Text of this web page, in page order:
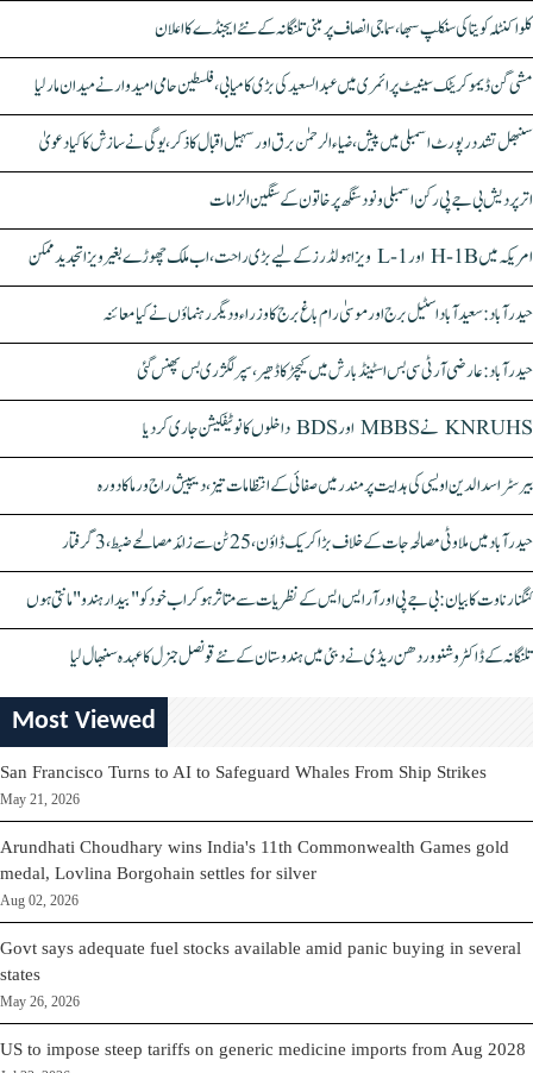
کلواکنٹلہ کویتا کی سنکلپ سبھا، سماجی انصاف پر مبنی تلنگانہ کے نئے ایجنڈے کا اعلان
مشی گن ڈیموکریٹک سینیٹ پرائمری میں عبدالسعید کی بڑی کامیابی، فلسطین حامی امیدوار نے میدان مار لیا
سنبھل تشدد رپورٹ اسمبلی میں پیش، ضیاء الرحمٰن برق اور سہیل اقبال کا ذکر، یوگی نے سازش کا کیا دعویٰ
اتر پردیش بی جے پی رکن اسمبلی ونود سنگھ پر خاتون کے سنگین الزامات
امریکہ میں H-1B اور L-1 ویزا ہولڈرز کے لیے بڑی راحت، اب ملک چھوڑے بغیر ویزا تجدید ممکن
حیدرآباد: سعیدآباد اسٹیل برج اور موسیٰ رام باغ برج کا وزراء و دیگر رہنماؤں نے کیا معائنہ
حیدرآباد: عارضی آر ٹی سی بس اسٹینڈ بارش میں کیچڑ کا ڈھیر، سپر لگژری بس پھنس گئی
KNRUHS نے MBBS اور BDS داخلوں کا نوٹیفکیشن جاری کر دیا
بیرسٹر اسدالدین اویسی کی ہدایت پر مندر میں صفائی کے انتظامات تیز، دیپیش راج ورما کا دورہ
حیدرآباد میں ملاوٹی مصالحہ جات کے خلاف بڑا کریک ڈاؤن، 25 ٹن سے زائد مصالحے ضبط، 3 گرفتار
کنگنا رناوت کا بیان: بی جے پی اور آر ایس ایس کے نظریات سے متاثر ہو کر اب خود کو "بیدار ہندو" مانتی ہوں
تلنگانہ کے ڈاکٹر وشنو وردھن ریڈی نے دبئی میں ہندوستان کے نئے قونصل جنرل کا عہدہ سنبھال لیا
Most Viewed
San Francisco Turns to AI to Safeguard Whales From Ship Strikes
May 21, 2026
Arundhati Choudhary wins India's 11th Commonwealth Games gold
medal, Lovlina Borgohain settles for silver
Aug 02, 2026
Govt says adequate fuel stocks available amid panic buying in several
states
May 26, 2026
US to impose steep tariffs on generic medicine imports from Aug 2028